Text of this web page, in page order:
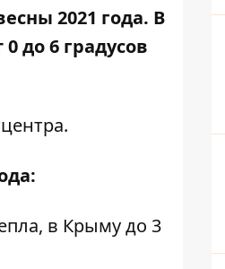
2021 года. В
до 6 градусов
.
в Крыму до 3